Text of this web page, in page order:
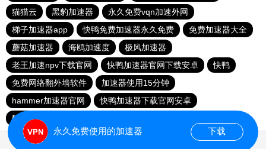
猫猫云
黑豹加速器
永久免费vqn加速外网
梯子加速器app
快鸭免费加速器永久免费
免费加速器大全
蘑菇加速器
海鸥加速度
极风加速器
老王加速npv下载官网
快鸭加速器官网下载安卓
快鸭
免费网络翻外墙软件
加速器使用15分钟
hammer加速器官网
快鸭加速器下载官网安卓
酷通vp加速器
永久免费使用的加速器 下载